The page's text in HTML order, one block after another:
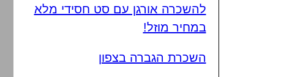
להשכרה אורגן עם סט חסידי מלא
במחיר מוזל!
השכרת הגברה בצפון